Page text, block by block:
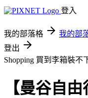
登入
我的部落格 我的部
登出
Shopping 買到李箱裝不
【曼谷自